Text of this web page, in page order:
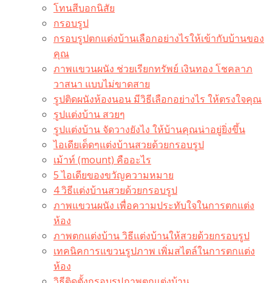
โทนสีบอกนิสัย
กรอบรูป
กรอบรูปตกแต่งบ้านเลือกอย่างไรให้เข้ากับบ้านของ
คุณ
ภาพแขวนผนัง ช่วยเรียกทรัพย์ เงินทอง โชคลาภ
วาสนา แบบไม่ขาดสาย
รูปติดผนังห้องนอน มีวิธีเลือกอย่างไร ให้ตรงใจคุณ
รูปแต่งบ้าน สวยๆ
รูปแต่งบ้าน จัดวางยังไง ให้บ้านคุณน่าอยู่ยิ่งขึ้น
ไอเดียเด็ดๆแต่งบ้านสวยด้วยกรอบรูป
เม้าท์ (mount) คืออะไร​
5 ไอเดียของขวัญความหมาย
4 วิธีแต่งบ้านสวยด้วยกรอบรูป
ภาพแขวนผนัง เพื่อความประทับใจในการตกแต่ง
ห้อง
ภาพตกแต่งบ้าน วิธีแต่งบ้านให้สวยด้วยกรอบรูป
เทคนิคการแขวนรูปภาพ เพิ่มสไตล์ในการตกแต่ง
ห้อง